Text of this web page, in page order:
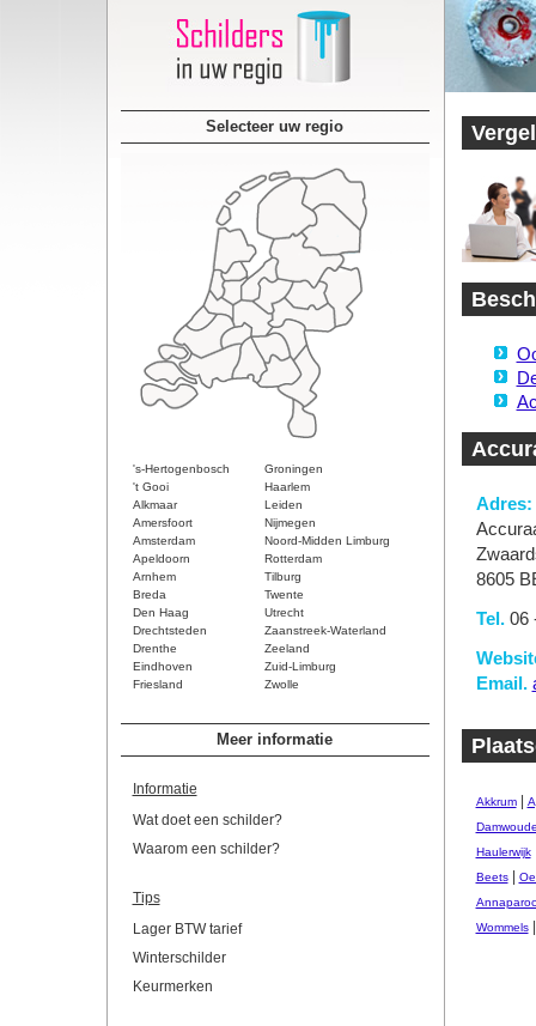
Selecteer uw regio
's-Hertogenbosch
Groningen
't Gooi
Haarlem
Alkmaar
Leiden
Amersfoort
Nijmegen
Amsterdam
Noord-Midden Limburg
Apeldoorn
Rotterdam
Arnhem
Tilburg
Breda
Twente
Den Haag
Utrecht
Drechtsteden
Zaanstreek-Waterland
Drenthe
Zeeland
Eindhoven
Zuid-Limburg
Friesland
Zwolle
Meer informatie
Informatie
Wat doet een schilder?
Waarom een schilder?
Tips
Lager BTW tarief
Winterschilder
Keurmerken
Adres:
8605
Tel.06
Email.
Akkrum|
Haulerwijk
Beets|
Wommels